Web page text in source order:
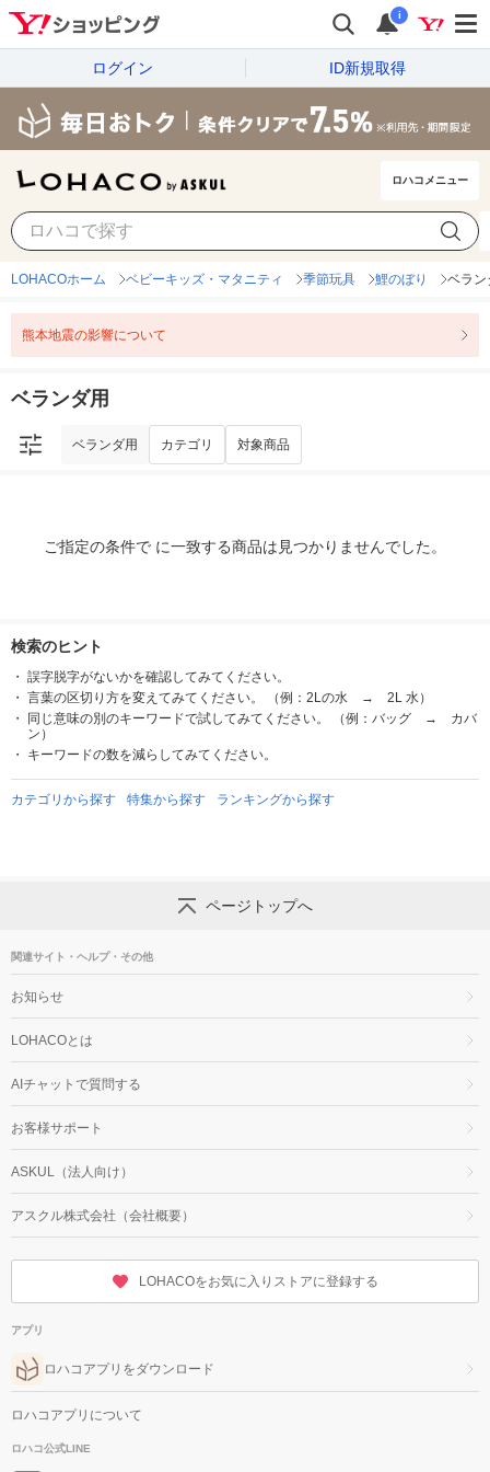
i
ログイン ID新規取得
ロハコメニュー
ベランダ用
LOHACOホーム ベビーキッズ・マタニティ 季節玩具 鯉のぼり ベラン
熊本地震の影響について
ベランダ用
ベランダ用 カテゴリ 対象商品
ご指定の条件で に一致する商品は見つかりませんでした。
検索のヒント
誤字脱字がないかを確認してみてください。
言葉の区切り方を変えてみてください。 （例：2Lの水 → 2L 水）
同じ意味の別のキーワードで試してみてください。 （例：バッグ → カバ
ン）
キーワードの数を減らしてみてください。
カテゴリから探す 特集から探す ランキングから探す
ページトップへ
関連サイト・ヘルプ・その他
お知らせ
LOHACOとは
AIチャットで質問する
お客様サポート
ASKUL（法人向け）
アスクル株式会社（会社概要）
LOHACOをお気に入りストアに登録する
アプリ
ロハコアプリをダウンロード
ロハコアプリについて
ロハコ公式LINE